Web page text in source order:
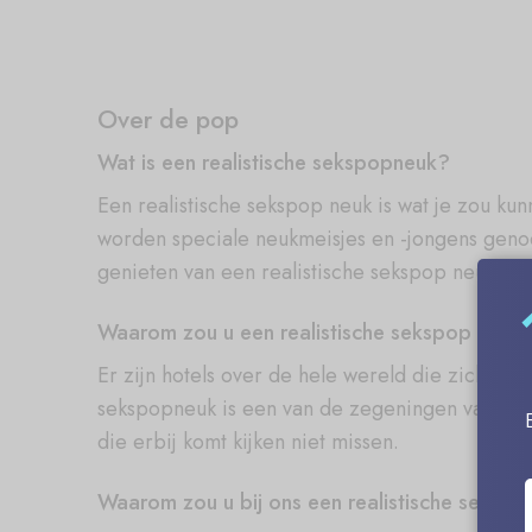
Over de pop
Wat is een realistische sekspopneuk?
Een realistische sekspop neuk is wat je zou
worden speciale neukmeisjes en -jongens
genieten van een realistische sekspop neuk.
Waarom zou u een realistische sekspop
Er zijn hotels over de hele wereld die zich
sekspopneuk is een van de zegeningen van
die erbij komt kijken niet missen.
Waarom zou u bij ons een realistische